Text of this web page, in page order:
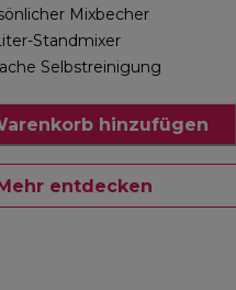
Mixbecher
Standmixer
Selbstreinigung
hinzufügen
entdecken